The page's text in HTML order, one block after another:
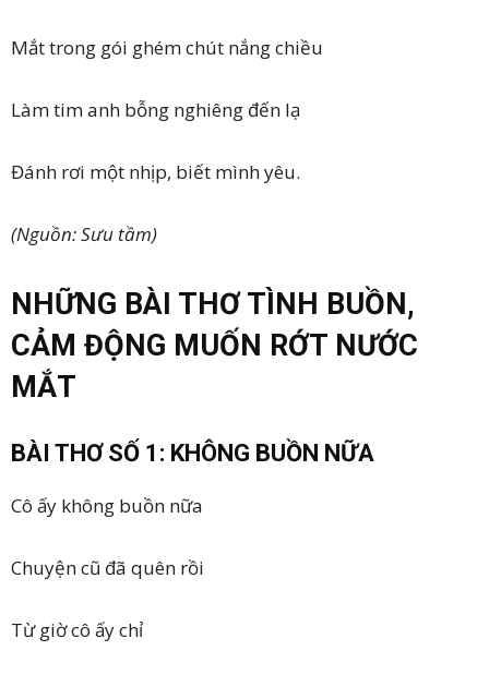
Mắt trong gói ghém chút nắng chiều
Làm tim anh bỗng nghiêng đến lạ
Đánh rơi một nhịp, biết mình yêu.
(Nguồn: Sưu tầm)
NHỮNG BÀI THƠ TÌNH BUỒN,
CẢM ĐỘNG MUỐN RỚT NƯỚC
MẮT
BÀI THƠ SỐ 1: KHÔNG BUỒN NỮA
Cô ấy không buồn nữa
Chuyện cũ đã quên rồi
Từ giờ cô ấy chỉ